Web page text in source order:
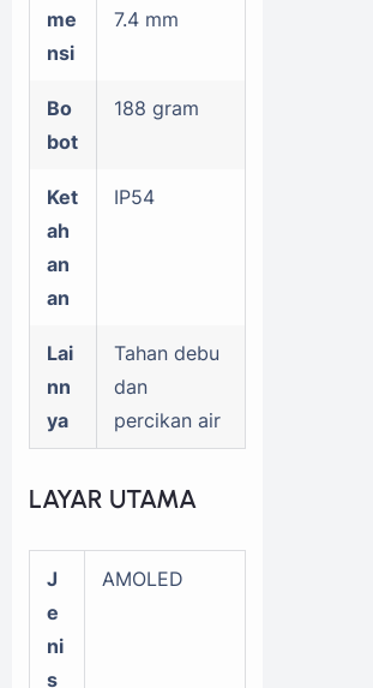
me
nsi
7.4 mm
Bo
bot
188 gram
Ket
ah
an
an
IP54
Lai
nn
ya
Tahan debu
dan
percikan air
LAYAR UTAMA
J
e
ni
s
AMOLED